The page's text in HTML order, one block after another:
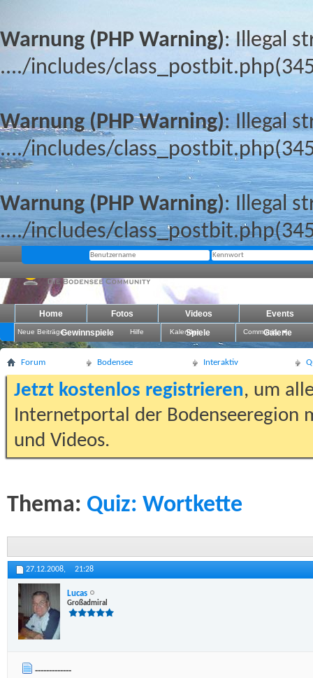
Warnung (PHP Warning): Illegal
..../includes/
Warnung (PHP Warning): Illegal
..../includes/
Warnung (PHP Warning): Illegal
..../includes/
Home Fotos Videos Events
Neue Beiträge Hilfe Kalender Community
Gewinnspiele Spiele Galerie
Forum Bodensee Interaktiv
Jetzt kostenlos registrieren, um
Internetportal der Bodenseeregion
und Videos.
Thema: Quiz: Wortkette
27.12.2008, 21:28
Lucas
Großadmiral
-------------